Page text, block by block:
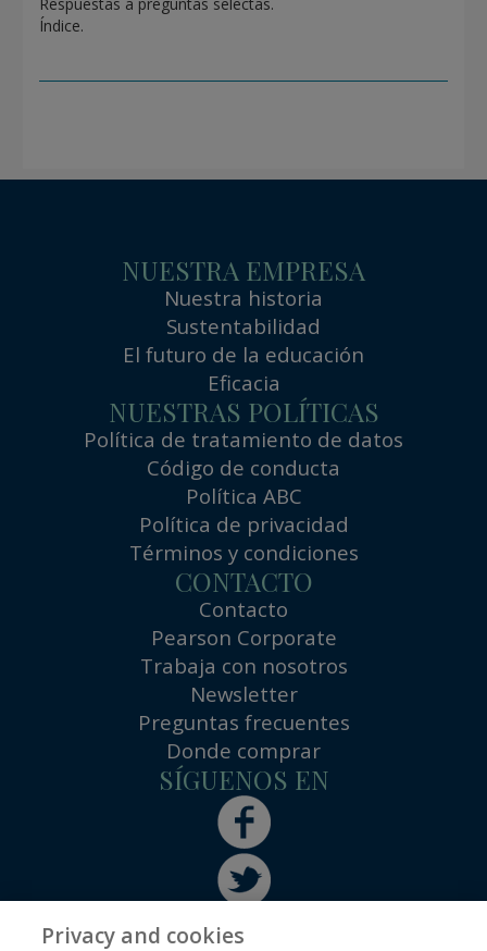
Índice.
NUESTRA EMPRESA
Nuestra historia
Sustentabilidad
El futuro de la educación
Eficacia
NUESTRAS POLÍTICAS
Política de tratamiento de datos
Código de conducta
Política ABC
Política de privacidad
Términos y condiciones
CONTACTO
Contacto
Pearson Corporate
Trabaja con nosotros
Newsletter
Preguntas frecuentes
Donde comprar
SÍGUENOS EN
Privacy and cookies